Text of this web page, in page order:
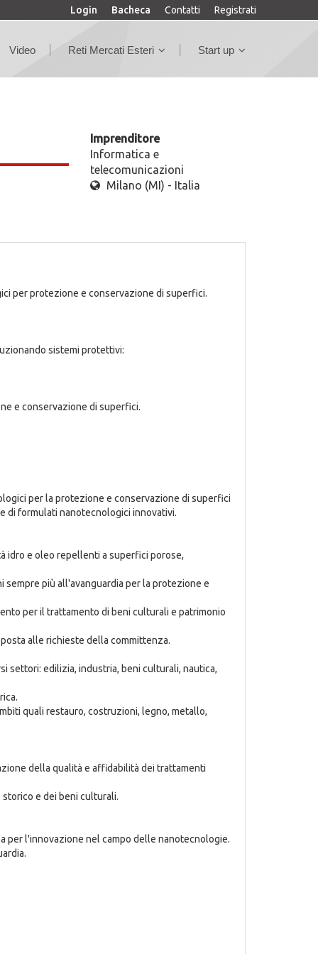
Login Bacheca Contatti Registrati
Video Reti Mercati Esteri Start up
Imprenditore
Informatica e
telecomunicazioni
Milano (MI) - Italia
per protezione e conservazione di superfici.
sistemi protettivi:
e conservazione di superfici.
per la protezione e conservazione di superfici
di formulati nanotecnologici innovativi.
idro e oleo repellenti a superfici porose,
più all'avanguardia per la protezione e
per il trattamento di beni culturali e patrimonio
alle richieste della committenza.
settori: edilizia, industria, beni culturali, nautica,
quali restauro, costruzioni, legno, metallo,
della qualità e affidabilità dei trattamenti
e dei beni culturali.
per l'innovazione nel campo delle nanotecnologie.